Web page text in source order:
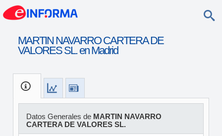
MARTIN NAVARRO CARTERA DE
VALORES SL. en Madrid
Datos Generales de MARTIN NAVARRO
CARTERA DE VALORES SL.